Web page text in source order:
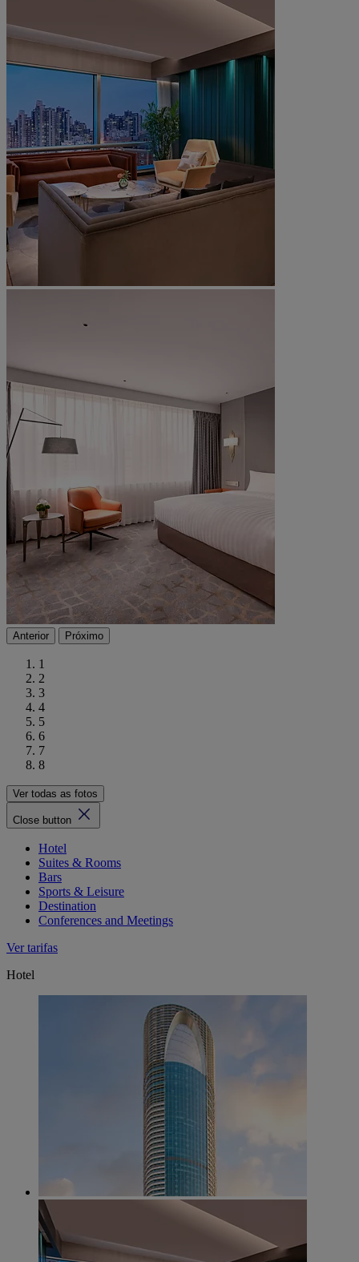
Anterior Próximo
1
2
3
4
5
6
7
8
Ver todas as fotos
Close button
Hotel
Suites & Rooms
Bars
Sports & Leisure
Destination
Conferences and Meetings
Ver tarifas
Hotel